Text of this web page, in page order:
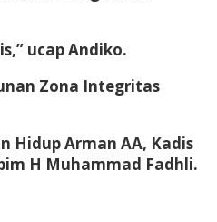
ucap Andiko.
Zona Integritas
Hidup Arman AA, Kadis
H Muhammad Fadhli.